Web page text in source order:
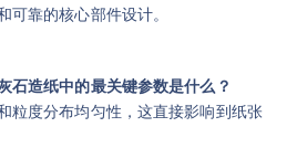
靠的核心部件设计。
石造纸中的最关键参数是什么？
粒度分布均匀性，这直接影响到纸张